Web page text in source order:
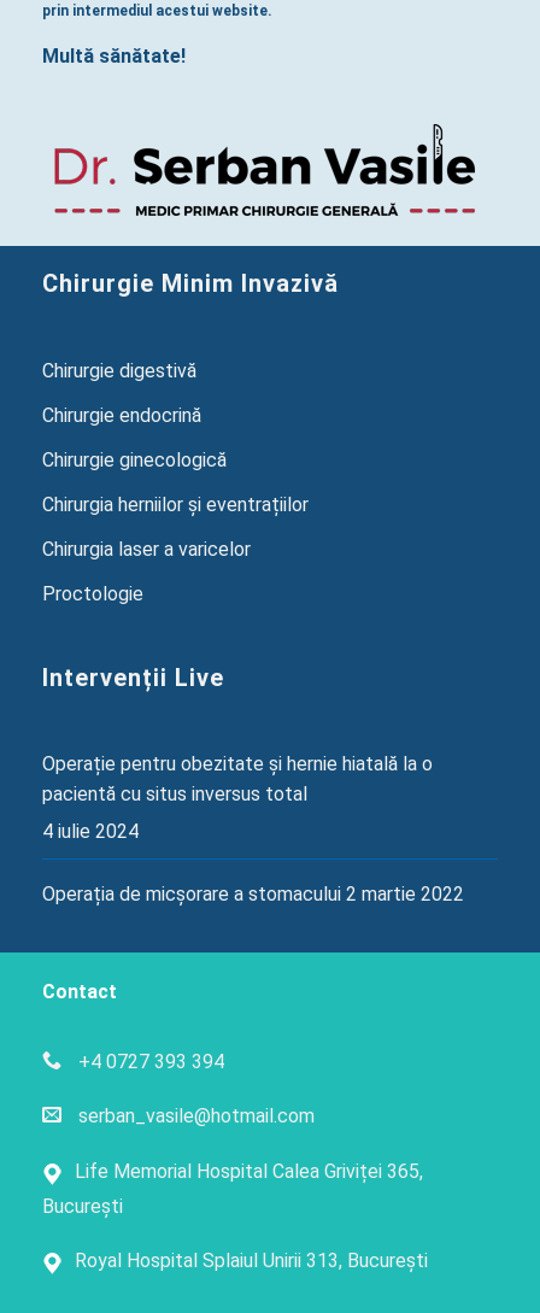
prin intermediul acestui website.
Multă sănătate!
Chirurgie Minim Invazivă
Chirurgie digestivă
Chirurgie endocrină
Chirurgie ginecologică
Chirurgia herniilor și eventrațiilor
Chirurgia laser a varicelor
Proctologie
Intervenții Live
Operație pentru obezitate și hernie hiatală la o
pacientă cu situs inversus total
4 iulie 2024
Operația de micșorare a stomacului 2 martie 2022
Contact
+4 0727 393 394
serban_vasile@hotmail.com
Life Memorial Hospital Calea Griviței 365,
București
Royal Hospital Splaiul Unirii 313, București